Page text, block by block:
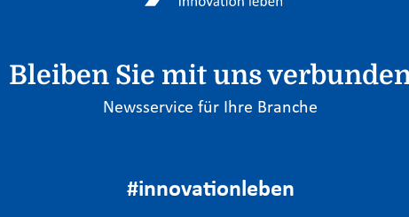
Bleiben Sie mit uns
Newsservice für Ihre Branche
#innovationleben